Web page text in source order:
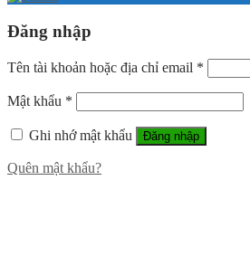
Đăng nhập
Tên tài khoản hoặc địa chỉ email *
Mật khẩu *
Ghi nhớ mật khẩu Đăng nhập
Quên mật khẩu?